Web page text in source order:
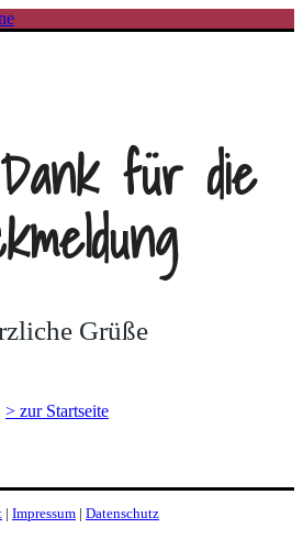
für die
Grüße
> zur Startseite
| Impressum | Datenschutz